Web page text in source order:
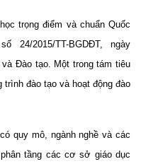
trọng điểm và chuẩn Quốc
2015/TT-BGDĐT, ngày
Đào tạo. Một trong tám tiêu
đào tạo và hoạt động đào
quy mô, ngành nghề và các
tầng các cơ sở giáo dục